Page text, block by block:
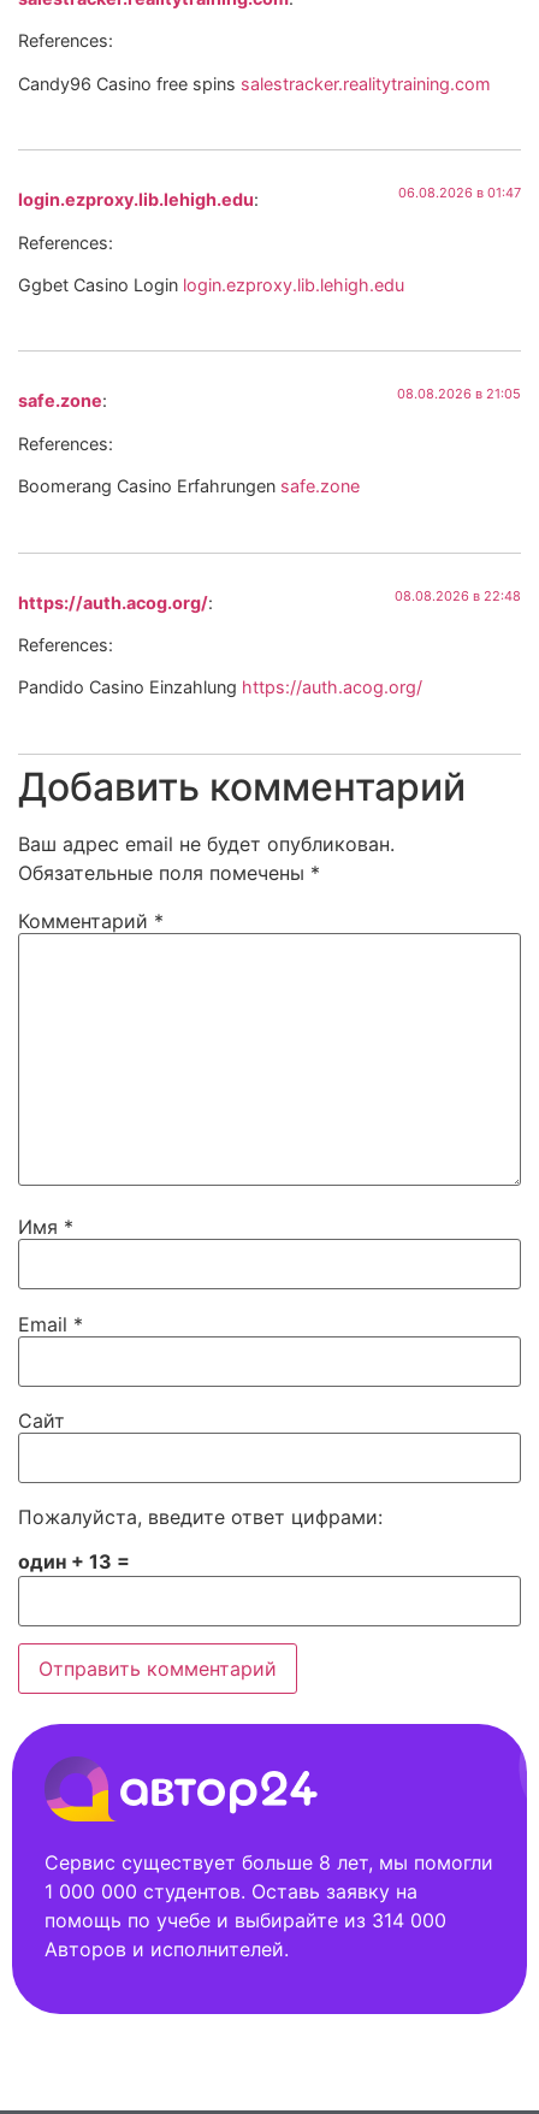
References:
Candy96 Casino free spins salestracker.realitytraining.com
login.ezproxy.lib.lehigh.edu: 06.08.2026 в 01:47
References:
Ggbet Casino Login login.ezproxy.lib.lehigh.edu
safe.zone: 08.08.2026 в 21:05
References:
Boomerang Casino Erfahrungen safe.zone
https://auth.acog.org/: 08.08.2026 в 22:48
References:
Pandido Casino Einzahlung https://auth.acog.org/
Добавить комментарий
Ваш адрес email не будет опубликован.
Обязательные поля помечены *
Комментарий *
Имя *
Email *
Сайт
Пожалуйста, введите ответ цифрами:
один + 13 =
Сервис существует больше 8 лет, мы помогли
1 000 000 студентов. Оставь заявку на
помощь по учебе и выбирайте из 314 000
Авторов и исполнителей.